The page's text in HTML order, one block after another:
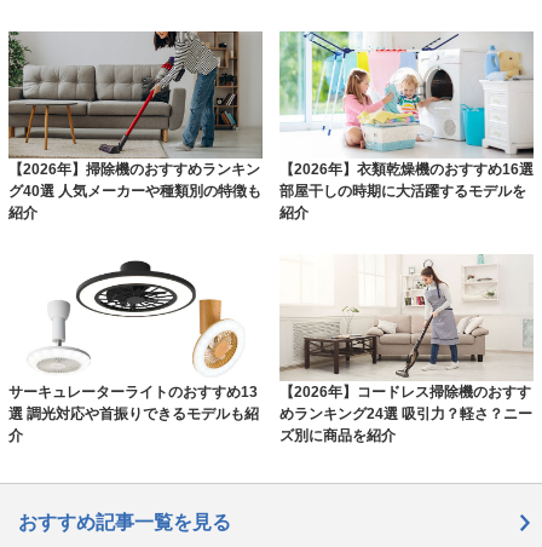
【2026年】掃除機のおすすめランキン
グ40選 人気メーカーや種類別の特徴も
紹介
【2026年】衣類乾燥機のおすすめ16選
部屋干しの時期に大活躍するモデルを
紹介
サーキュレーターライトのおすすめ13
選 調光対応や首振りできるモデルも紹
介
【2026年】コードレス掃除機のおすす
めランキング24選 吸引力？軽さ？ニー
ズ別に商品を紹介
おすすめ記事一覧を見る